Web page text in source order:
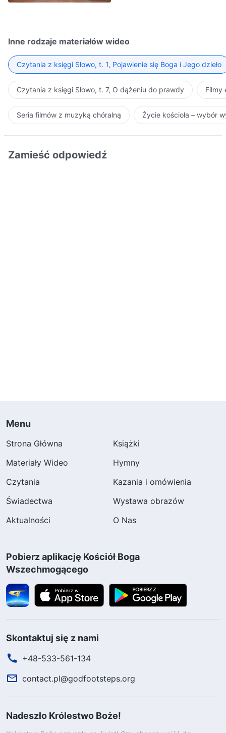
Inne rodzaje materiałów wideo
Czytania z księgi Słowo, t. 1, Pojawienie się Boga i Jego dzieło
Czytania z księgi Słowo, t. 7, O dążeniu do prawdy Filmy
Seria filmów z muzyką chóralną Życie kościoła – wybór
Zamieść odpowiedź
Menu
Strona Główna
Książki
Materiały Wideo
Hymny
Czytania
Kazania i omówienia
Świadectwa
Wystawa obrazów
Aktualności
O Nas
Pobierz aplikację Kościół Boga
Wszechmogącego
Skontaktuj się z nami
+48-533-561-134
contact.pl@godfootsteps.org
Nadeszło Królestwo Boże!